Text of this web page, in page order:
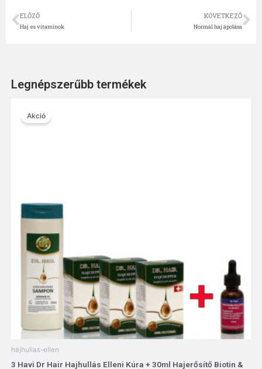
Előző
ELŐZŐ
Haj es vitaminok
KÖVETKEZŐ
Normál haj ápolása
Legnépszerűbb termékek
Akció
hajhullas-ellen
3 Havi Dr Hair Hajhullás Elleni Kúra + 30ml Hajerősítő Biotin &
price
was: